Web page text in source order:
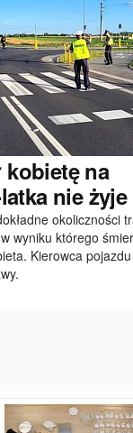
kobietę na
nie żyje
okoliczności
wyniku którego
Kierowca pojazdu